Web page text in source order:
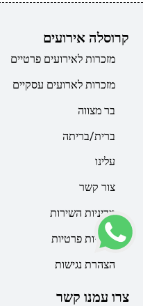
קרוסלה אירועים
מזכרות לאירועים פרטיים
מזכרות לארועים עסקיים
בר מצווה
ברית/בריתה
עלינו
צור קשר
מדיניות השירות
מדיניות פרטיות
הצהרת נגישות
צרו עמנו קשר